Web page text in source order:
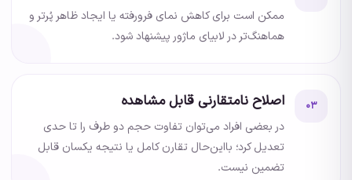
ممکن است برای کاهش نمای فرورفته یا ایجاد ظاهر پُرتر و
هماهنگ‌تر در لابیای ماژور پیشنهاد شود.
۰۳ اصلاح نامتقارنی قابل مشاهده
در بعضی افراد می‌توان تفاوت حجم دو طرف را تا حدی
تعدیل کرد؛ بااین‌حال تقارن کامل یا نتیجه یکسان قابل
تضمین نیست.